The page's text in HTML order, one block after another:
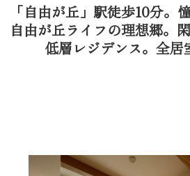
「自由が丘」駅徒歩10分。
自由が丘ライフの理想郷。
低層レジデンス。全居